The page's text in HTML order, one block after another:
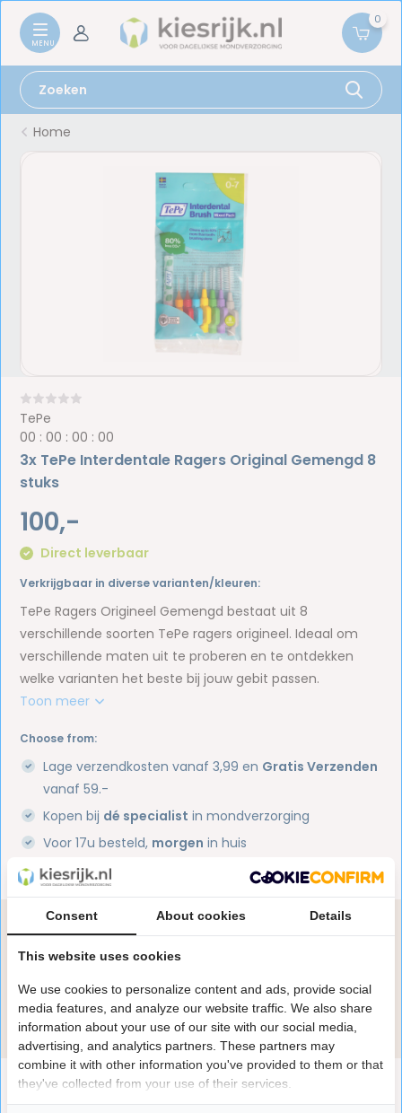
0
Home
TePe
00 :00 :00 :00
3x TePe Interdentale Ragers Original Gemengd 8
stuks
100,-
Direct leverbaar
Verkrijgbaar in diverse varianten/kleuren:
TePe Ragers Origineel Gemengd bestaat uit 8
verschillende soorten TePe ragers origineel. Ideaal om
verschillende maten uit te proberen en te ontdekken
welke varianten het beste bij jouw gebit passen.
Toon meer
Choose from:
Lage verzendkosten vanaf 3,99 en Gratis Verzenden
vanaf 59.-
Kopen bij dé specialist in mondverzorging
Voor 17u besteld, morgen in huis
1 miljoen+tevreden klanten
Productomschrijving
Heb je een vraag over dit product?
Onze specialisten helpen je graag! Spreek ons aan
Stuur e-mail
Consent About cookies Details
This website uses cookies
We use cookies to personalize content and ads, provide social
media features, and analyze our website traffic. We also share
information about your use of our site with our social media,
advertising, and analytics partners. These partners may
combine it with other information you've provided to them or that
they've collected from your use of their services.